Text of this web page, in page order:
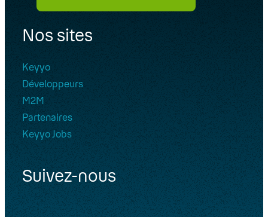
Nos sites
Keyyo
Développeurs
M2M
Partenaires
Keyyo Jobs
Suivez-nous